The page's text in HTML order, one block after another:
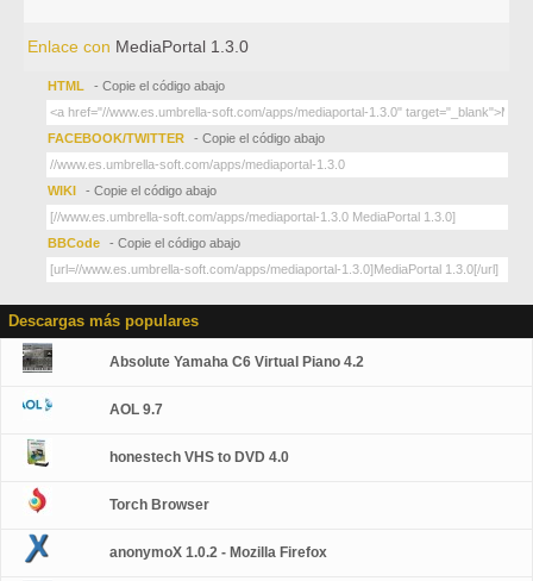
Enlace con MediaPortal 1.3.0
HTML - Copie el código abajo
FACEBOOK/TWITTER - Copie el código abajo
WIKI - Copie el código abajo
BBCode - Copie el código abajo
Descargas más populares
Absolute Yamaha C6 Virtual Piano 4.2
AOL 9.7
honestech VHS to DVD 4.0
Torch Browser
anonymoX 1.0.2 - Mozilla Firefox